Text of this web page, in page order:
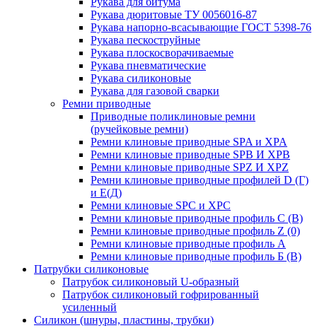
Рукава дюритовые ТУ 0056016-87
Рукава напорно-всасывающие ГОСТ 5398-76
Рукава пескоструйные
Рукава плоскосворачиваемые
Рукава пневматические
Рукава силиконовые
Рукава для газовой сварки
Ремни приводные
Приводные поликлиновые ремни
(ручейковые ремни)
Ремни клиновые приводные SPA и XPA
Ремни клиновые приводные SPB И XPB
Ремни клиновые приводные SPZ И XPZ
Ремни клиновые приводные профилей D (Г)
и Е(Д)
Ремни клиновые SPC и XPC
Ремни клиновые приводные профиль C (В)
Ремни клиновые приводные профиль Z (0)
Ремни клиновые приводные профиль А
Ремни клиновые приводные профиль Б (B)
Патрубки силиконовые
Патрубок силиконовый U-образный
Патрубок силиконовый гофрированный
усиленный
Силикон (шнуры, пластины, трубки)